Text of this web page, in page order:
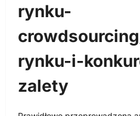
rynku-
rynku-i-
zalety